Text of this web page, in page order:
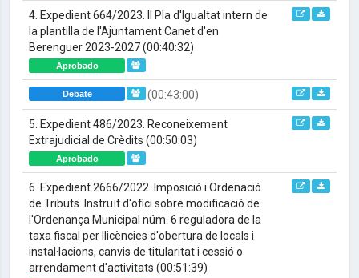
4. Expedient 664/2023. II Pla d'Igualtat intern de
la plantilla de l'Ajuntament Canet d'en
Berenguer 2023-2027(00:40:32)
Aprobado
Debate (00:43:00)
5. Expedient 486/2023. Reconeixement
Extrajudicial de Crèdits (00:50:03)
Aprobado
6. Expedient 2666/2022. Imposició i Ordenació
de Tributs. Instruït d'ofici sobre modificació de
l'Ordenança Municipal núm. 6 reguladora de la
taxa fiscal per llicències d'obertura de locals i
instal·lacions, canvis de titularitat i cessió o
arrendament d'activitats (00:51:39)